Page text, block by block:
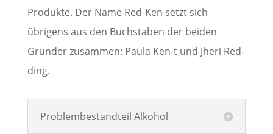
Produkte. Der Name Red-Ken setzt sich
übrigens aus den Buchstaben der beiden
Gründer zusammen: Paula Ken-t und Jheri Red-
ding.
Problembestandteil Alkohol